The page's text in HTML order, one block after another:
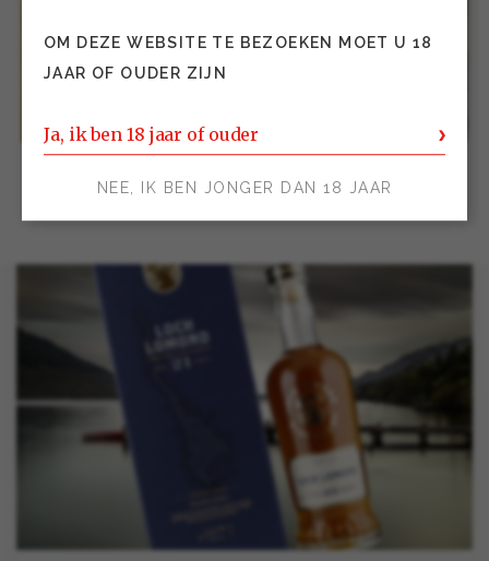
OM DEZE WEBSITE TE BEZOEKEN MOET U 18
JAAR OF OUDER ZIJN
Ja, ik ben 18 jaar of ouder
NEE, IK BEN JONGER DAN 18 JAAR